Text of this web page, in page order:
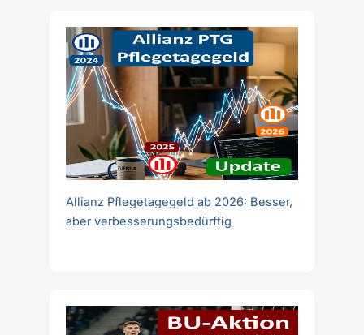
Allianz Pflegetagegeld ab 2026: Besser,
aber verbesserungsbedürftig